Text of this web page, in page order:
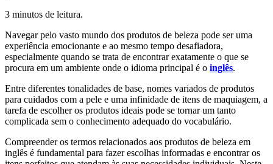
3 minutos de leitura.
Navegar pelo vasto mundo dos produtos de beleza pode ser uma
experiência emocionante e ao mesmo tempo desafiadora,
especialmente quando se trata de encontrar exatamente o que se
procura em um ambiente onde o idioma principal é o inglês.
Entre diferentes tonalidades de base, nomes variados de produtos
para cuidados com a pele e uma infinidade de itens de maquiagem, a
tarefa de escolher os produtos ideais pode se tornar um tanto
complicada sem o conhecimento adequado do vocabulário.
Compreender os termos relacionados aos produtos de beleza em
inglês é fundamental para fazer escolhas informadas e encontrar os